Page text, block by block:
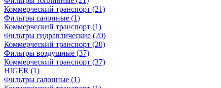
Коммерческий транспорт (21)
Фильтры салонные (1)
Коммерческий транспорт (1)
Фильтры гидравлические (20)
Коммерческий транспорт (20)
Фильтры воздушные (37)
Коммерческий транспорт (37)
HIGER (1)
Фильтры салонные (1)